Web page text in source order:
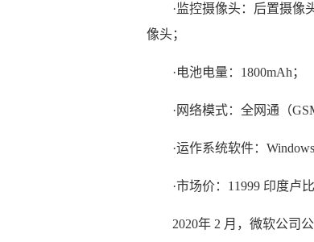
·监控摄像头：后置摄像
像头；
·电池电量：1800mAh；
·网络模式：全网通（
·运作系统软件：Windows
·市场价：11999 印度卢
2020年 2 月，微软公司